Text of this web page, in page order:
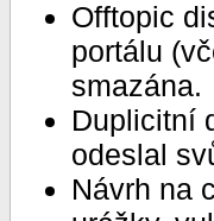
Offtopic
portálu
smazána.
Duplicitní
odeslal
Návrh na